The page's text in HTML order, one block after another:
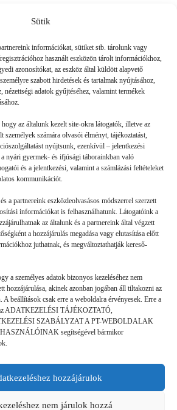
Sütik
információkat, sütiket stb. tárolunk vagy
használt eszközön tárolt információkhoz,
azonosítókat, az eszköz által küldött alapvető
szabott hirdetések és tartalmak nyújtásához,
nézettségi adatok gyűjtéséhez, valamint termékek
az általunk kezelt site-okra látogatók, illetve az
személyek számára olvasói élményt, tájékoztatást,
nyújtsunk, ezenkívül – jelentkezési
a nyári gyermek- és ifjúsági táborainkban való
és a jelentkezési, valamint a számlázási feltételeket
kommunikációt.
a partnereink eszközleolvasásos módszerrel szerzett
információkat is felhasználhatunk. Látogatóink a
az általunk és a partnereink által végzett
a hozzájárulás megadása vagy elutasítása előtt
juthatnak, és megváltoztathatják kereső-
a személyes adatok bizonyos kezeléséhez nem
hozzájárulása, akinek azonban jogában áll tiltakozni az
A beállítások csak erre a weboldalra érvényesek. Erre a
ADATKEZELÉSI TÁJÉKOZTATÓ,
SZABÁLYZAT A PT-WEBOLDALAK
segítségével bármikor
hozzájárulok
nem járulok hozzá
Friss
rosszul lett, vagy valami gondja
segítettek. (Ebben a táborban a
Láttam olyat is, hogy valaki nem jött
GDPR | Adatvédelmi és adatkezelési
szabályzat